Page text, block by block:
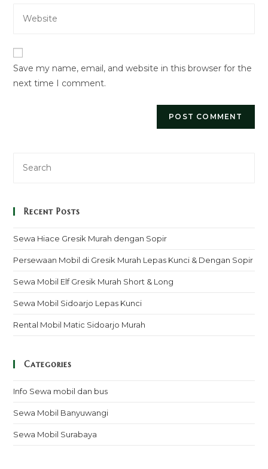
comment
your
URL
(optional)
Save my name, email, and website in this browser for the
next time I comment.
Recent Posts
Sewa Hiace Gresik Murah dengan Sopir
Persewaan Mobil di Gresik Murah Lepas Kunci & Dengan Sopir
Sewa Mobil Elf Gresik Murah Short & Long
Sewa Mobil Sidoarjo Lepas Kunci
Rental Mobil Matic Sidoarjo Murah
Categories
Info Sewa mobil dan bus
Sewa Mobil Banyuwangi
Sewa Mobil Surabaya